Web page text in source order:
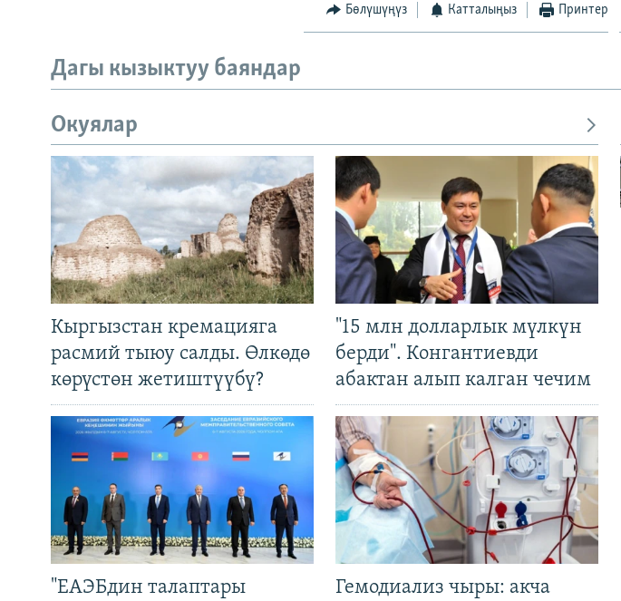
Бөлүшүңүз Катталыңыз Принтер
Дагы кызыктуу баяндар
Окуялар
Кыргызстан кремацияга
расмий тыюу салды. Өлкөдө
көрүстөн жетиштүүбү?
"15 млн долларлык мүлкүн
берди". Конгантиевди
абактан алып калган чечим
"ЕАЭБдин талаптары
Гемодиализ чыры: акча